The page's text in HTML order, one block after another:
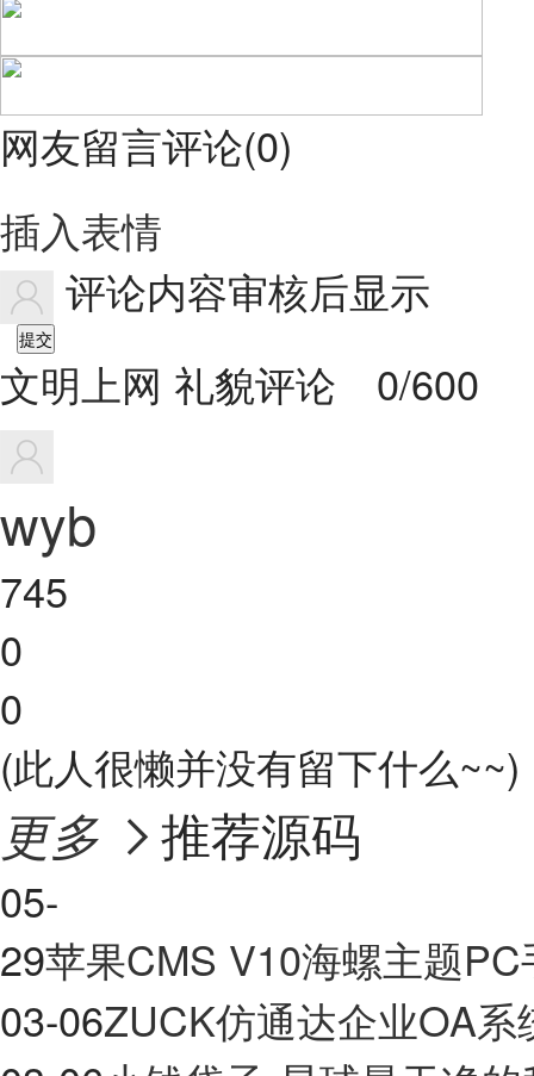
网友留言评论(0)
插入表情
评论内容审核后显示
提交
文明上网 礼貌评论 0/600
wyb
745
0
0
(此人很懒并没有留下什么~~)
更多  推荐源码
05-
29苹果CMS V10海螺主题
03-06ZUCK仿通达企业OA系